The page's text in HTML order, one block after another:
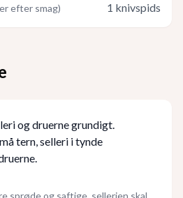
efter smag) 1 knivspids
og druerne grundigt.
tern, selleri i tynde
sprøde og saftige, sellerien skal